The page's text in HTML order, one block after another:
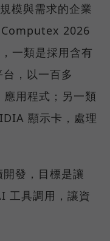
模與需求的企業
Computex 2026
一類是採用含有
，以一百多
用程式；另一類
顯示卡，處理
發，目標是讓
工具調用，讓資